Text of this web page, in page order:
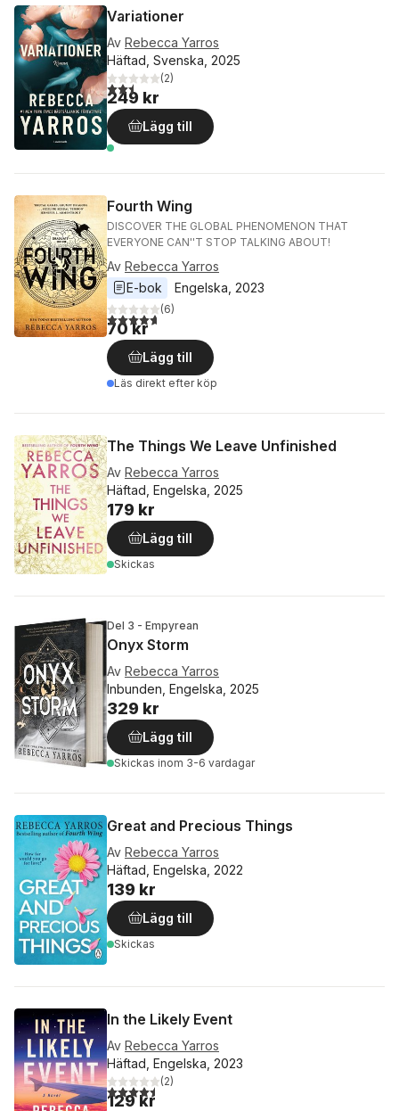
Variationer
Av Rebecca Yarros
Häftad, Svenska, 2025
2,5utav 5 stjärnor. Totalt antal röster:
(2)
249 kr
Lägg till
Fourth Wing
DISCOVER THE GLOBAL PHENOMENON THAT
EVERYONE CAN''T STOP TALKING ABOUT!
Av Rebecca Yarros
E-bok
Engelska, 2023
4,7utav 5 stjärnor. Totalt antal röster:
(6)
70 kr
Lägg till
Läs direkt efter köp
The Things We Leave Unfinished
Av Rebecca Yarros
Häftad, Engelska, 2025
179 kr
Lägg till
Skickas
Del 3 - Empyrean
Onyx Storm
Av Rebecca Yarros
Inbunden, Engelska, 2025
329 kr
Lägg till
Skickas inom 3-6 vardagar
Great and Precious Things
Av Rebecca Yarros
Häftad, Engelska, 2022
139 kr
Lägg till
Skickas
In the Likely Event
Av Rebecca Yarros
Häftad, Engelska, 2023
4,5utav 5 stjärnor. Totalt antal röster:
(2)
129 kr